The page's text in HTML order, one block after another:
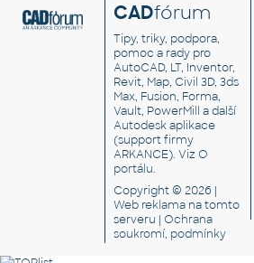
CADfórum
Tipy, triky, podpora,
pomoc a rady pro
AutoCAD, LT, Inventor,
Revit, Map, Civil 3D, 3ds
Max, Fusion, Forma,
Vault, PowerMill a další
Autodesk aplikace
(support firmy
ARKANCE). VizO
portálu.
Copyright © 2026 |
Web reklama na tomto
serveru |Ochrana
soukromí, podmínky